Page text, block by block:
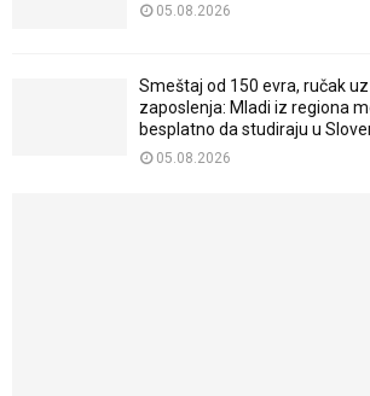
05.08.2026
Smeštaj od 150 evra, ručak
zaposlenja: Mladi iz regiona
besplatno da studiraju u
05.08.2026